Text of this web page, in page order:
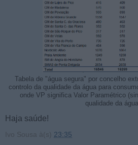
Tabela de "água segura" por concelho
controlo da qualidade da água para
onde VP significa Valor Paramétrico
qualidade da
Haja saúde!
Ivo Sousa à(s) 23:35